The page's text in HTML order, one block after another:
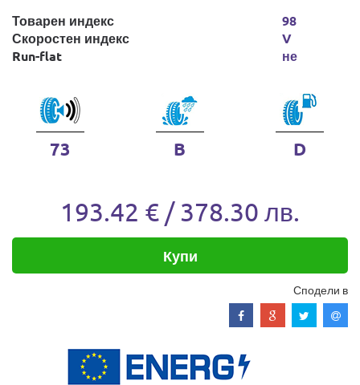
Товарен индекс
Скоростен индекс
Run-flat
98
V
не
73 B D
193.42 € / 378.30 лв.
Купи
Сподели в